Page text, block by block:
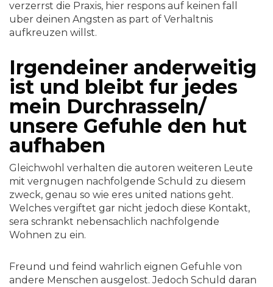
verzerrst die Praxis, hier respons auf keinen fall
uber deinen Angsten as part of Verhaltnis
aufkreuzen willst.
Irgendeiner anderweitig
ist und bleibt fur jedes
mein Durchrasseln/
unsere Gefuhle den hut
aufhaben
Gleichwohl verhalten die autoren weiteren Leute
mit vergnugen nachfolgende Schuld zu diesem
zweck, genau so wie eres united nations geht.
Welches vergiftet gar nicht jedoch diese Kontakt,
sera schrankt nebensachlich nachfolgende
Wohnen zu ein.
Freund und feind wahrlich eignen Gefuhle von
andere Menschen ausgelost. Jedoch Schuld daran